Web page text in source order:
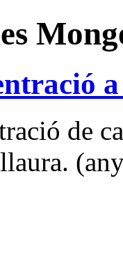
de